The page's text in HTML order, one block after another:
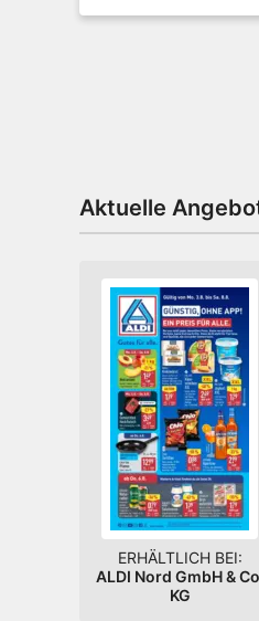
Aktuelle
ERHÄLTLICH BEI:
ALDI Nord GmbH &
KG